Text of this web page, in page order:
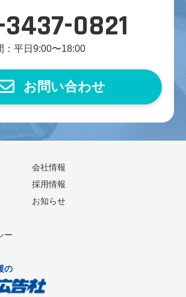
0821
：平日9:00〜18:00
お問い合わせ
会社情報
採用情報
お知らせ
ー
の